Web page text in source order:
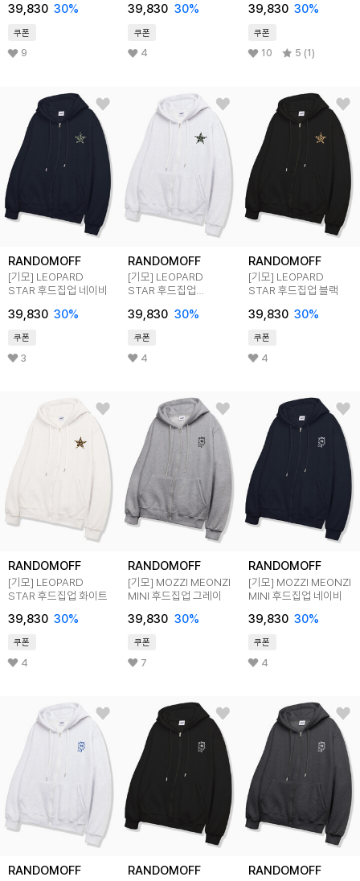
39,830 30%
쿠폰
9
39,830 30%
쿠폰
4
39,830 30%
쿠폰
10 5 (1)
RANDOMOFF
[기모] LEOPARD
STAR 후드집업 네이비
39,830 30%
쿠폰
3
RANDOMOFF
[기모] LEOPARD
STAR 후드집업
39,830 30%
쿠폰
4
RANDOMOFF
[기모] LEOPARD
STAR 후드집업 블랙
39,830 30%
쿠폰
4
RANDOMOFF
[기모] LEOPARD
STAR 후드집업 화이트
39,830 30%
쿠폰
4
RANDOMOFF
[기모] MOZZI MEONZI
MINI 후드집업 그레이
39,830 30%
쿠폰
7
RANDOMOFF
[기모] MOZZI MEONZI
MINI 후드집업 네이비
39,830 30%
쿠폰
4
RANDOMOFF RANDOMOFF RANDOMOFF